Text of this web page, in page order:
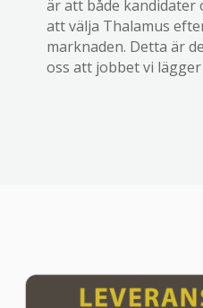
är att både
att välja Thalamus
marknaden. Detta är
oss att jobbet vi